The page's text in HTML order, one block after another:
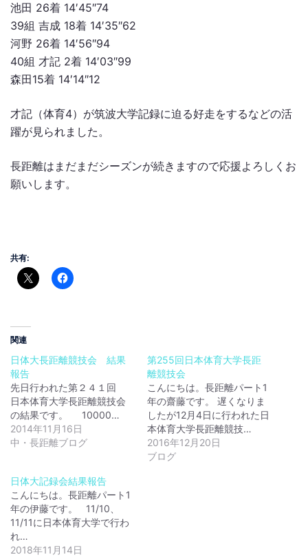
池田 26着 14′45″74
39組 吉成 18着 14′35″62
河野 26着 14′56″94
40組 才記 2着 14′03″99
森田15着 14′14″12
才記（体育4）が筑波大学記録に迫る好走をするなどの活
躍が見られました。
長距離はまだまだシーズンが続きますので応援よろしくお
願いします。
共有:
関連
日体大長距離競技会 結果
報告
先日行われた第２４１回
日本体育大学長距離競技会
の結果です。 10000…
2014年11月16日
中・長距離ブログ
第255回日本体育大学長距
離競技会
こんにちは。長距離パート1
年の齋藤です。 遅くなりま
したが12月4日に行われた日
本体育大学長距離競技…
2016年12月20日
ブログ
日体大記録会結果報告
こんにちは。長距離パート1
年の伊藤です。 11/10、
11/11に日本体育大学で行わ
れ…
2018年11月14日